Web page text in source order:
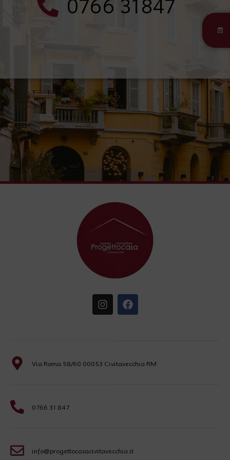
0766 31847
Via Roma 58/60 00053 Civitavecchia RM
0766 31 847
info@progettocasacivitavecchia.it